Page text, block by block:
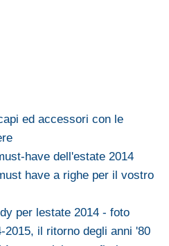
ed accessori con le
have dell'estate 2014
have a righe per il vostro
per lestate 2014 - foto
2015, il ritorno degli anni '80